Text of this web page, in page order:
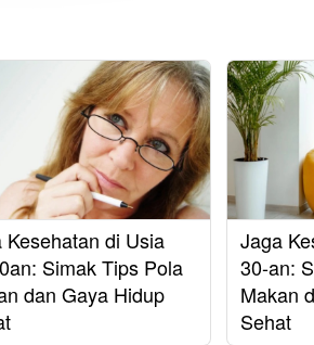
Kesehatan di Usia
Simak Tips Pola
dan Gaya Hidup
Jaga
30-an:
Makan
Sehat